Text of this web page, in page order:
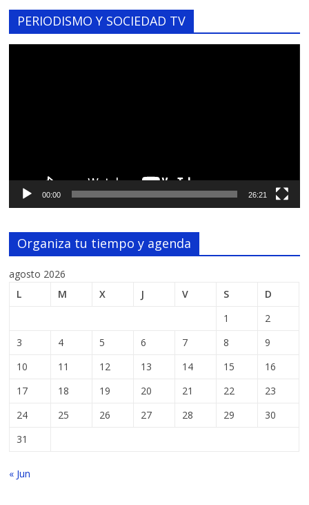
PERIODISMO Y SOCIEDAD TV
00:00 26:21
Organiza tu tiempo y agenda
agosto 2026
L
M X J V S
D
1
2
3
4 5 6 7 8
9
10
11 12 13 14 15
16
17
18 19 20 21 22
23
24
25 26 27 28 29
30
31
« Jun